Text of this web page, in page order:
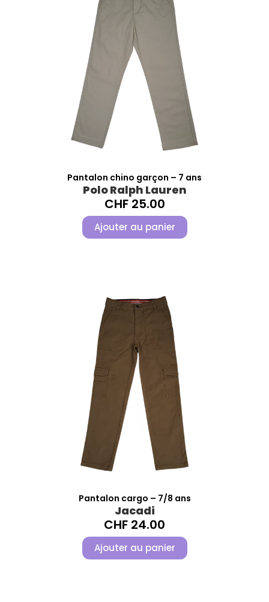
Pantalon chino garçon – 7 ans
Polo Ralph Lauren
CHF25.00
Ajouter au panier
Pantalon cargo – 7/8 ans
Jacadi
CHF 24.00
Ajouter au panier